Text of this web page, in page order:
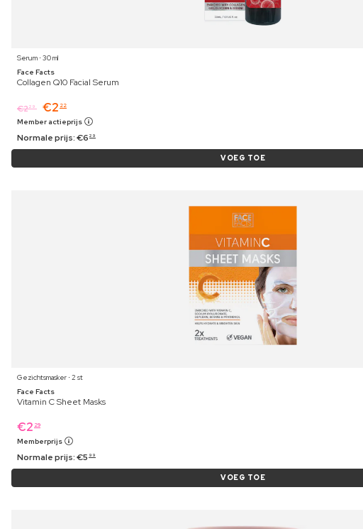
Serum ⋅ 30 ml
Face Facts
Collagen Q10 Facial Serum
€229 €2 22
Member actieprijs
Normale prijs:€6 29
VOEG TOE
Gezichtsmasker ⋅ 2 st
Face Facts
Vitamin C Sheet Masks
€2 29
Memberprijs
Normale prijs:€5 99
VOEG TOE